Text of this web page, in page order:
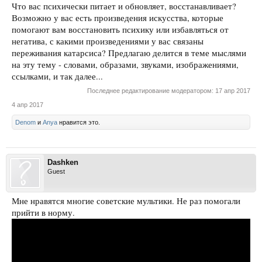
Что вас психически питает и обновляет, восстанавливает?
Возможно у вас есть произведения искусства, которые
помогают вам восстановить психику или избавляться от
негатива, с какими произведениями у вас связаны
переживания катарсиса? Предлагаю делится в теме мыслями
на эту тему - словами, образами, звуками, изображениями,
ссылками, и так далее...
Последнее редактирование модератором: 17 апр 2017
4 апр 2017
Denom и Anya нравится это.
Dashken
Guest
Мне нравятся многие советские мультики. Не раз помогали
прийти в норму.